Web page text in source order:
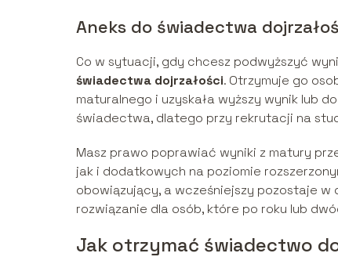
Aneks do świadectwa
Co w sytuacji, gdy chcesz podwyższyć
świadectwa dojrzałości. Otrzymuje go
maturalnego i uzyskała wyższy wynik lub
świadectwa, dlatego przy rekrutacji na
Masz prawo poprawiać wyniki z matury
jak i dodatkowych na poziomie
obowiązujący, a wcześniejszy pozostaje
rozwiązanie dla osób, które po roku lub
Jak otrzymać świadectwo